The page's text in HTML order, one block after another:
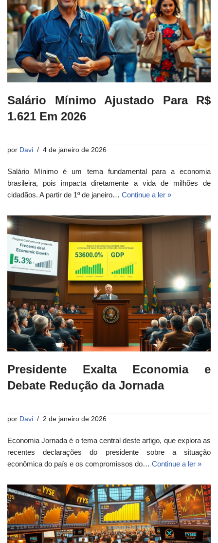
Salário Mínimo Ajustado Para R$
1.621 Em 2026
por Davi 4 de janeiro de 2026
Salário Mínimo é um tema fundamental para a economia
brasileira, pois impacta diretamente a vida de milhões de
cidadãos. A partir de 1º de janeiro… Continue a ler »
Presidente Exalta Economia e
Debate Redução da Jornada
por Davi 2 de janeiro de 2026
Economia Jornada é o tema central deste artigo, que explora as
recentes declarações do presidente sobre a situação
econômica do país e os compromissos do… Continue a ler »